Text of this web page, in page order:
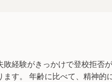
敗経験がきっかけで登校拒否
ます。 年齢に比べて、精神